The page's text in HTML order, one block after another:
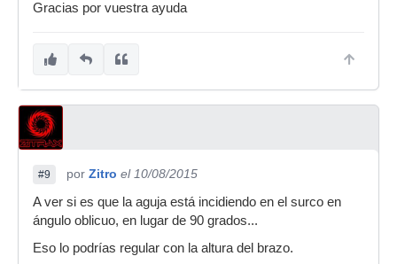
Gracias por vuestra ayuda
#9 por Zitro el 10/08/2015
A ver si es que la aguja está incidiendo en el surco en
ángulo oblicuo, en lugar de 90 grados...
Eso lo podrías regular con la altura del brazo.